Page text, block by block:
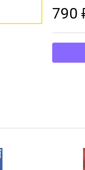
790